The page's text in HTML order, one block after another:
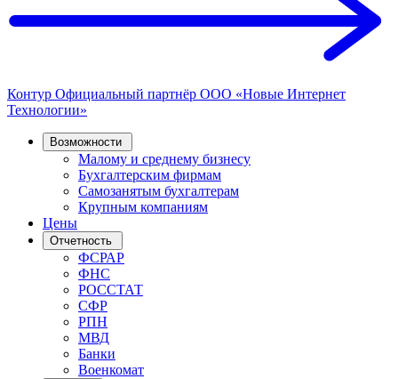
Контур Официальный партнёр ООО «Новые Интернет
Технологии»
Возможности
Малому и среднему бизнесу
Бухгалтерским фирмам
Самозанятым бухгалтерам
Крупным компаниям
Цены
Отчетность
ФСРАР
ФНС
РОССТАТ
СФР
РПН
МВД
Банки
Военкомат